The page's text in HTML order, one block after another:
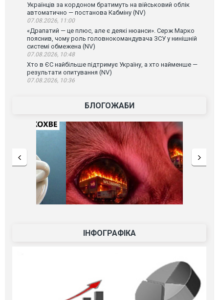
Українців за кордоном братимуть на військовий облік
автоматично — постанова Кабміну (NV)
07.08.2026, 11:00
«Драпатий — це плюс, але є деякі нюанси». Серж Марко
пояснив, чому роль головнокомандувача ЗСУ у нинішній
системі обмежена (NV)
07.08.2026, 10:48
Хто в ЄС найбільше підтримує Україну, а хто найменше —
результати опитування (NV)
07.08.2026, 10:36
БЛОГОЖАБИ
ІНФОГРАФІКА